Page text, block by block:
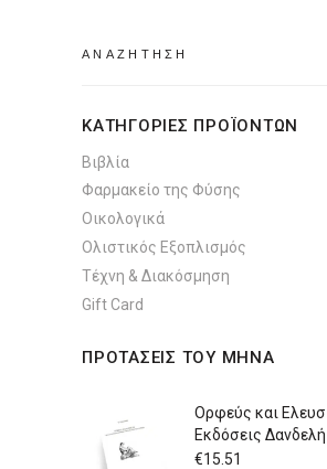
ΚΑΤΗΓΟΡΙΕΣ ΠΡΟΪΟΝΤΩΝ
Βιβλία
Φαρμακείο της Φύσης
Οικολογικά
Ολιστικός Εξοπλισμός
Τέχνη & Διακόσμηση
Gift Card
ΠΡΟΤΑΣΕΙΣ ΤΟΥ ΜΗΝΑ
Ορφεύς και
Εκδόσεις Δανδελή
€15.51